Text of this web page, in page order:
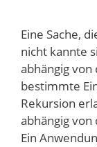
Eine Sache,
nicht kannte
abhängig von
bestimmte
Rekursion
abhängig
Ein